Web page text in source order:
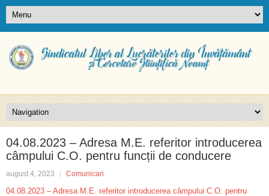
04.08.2023 – Adresa M.E. referitor introducerea
câmpului C.O. pentru funcții de conducere
august 4, 2023 Comunicari
04.08.2023 – Adresa M.E. referitor introducerea câmpului C.O. pentru